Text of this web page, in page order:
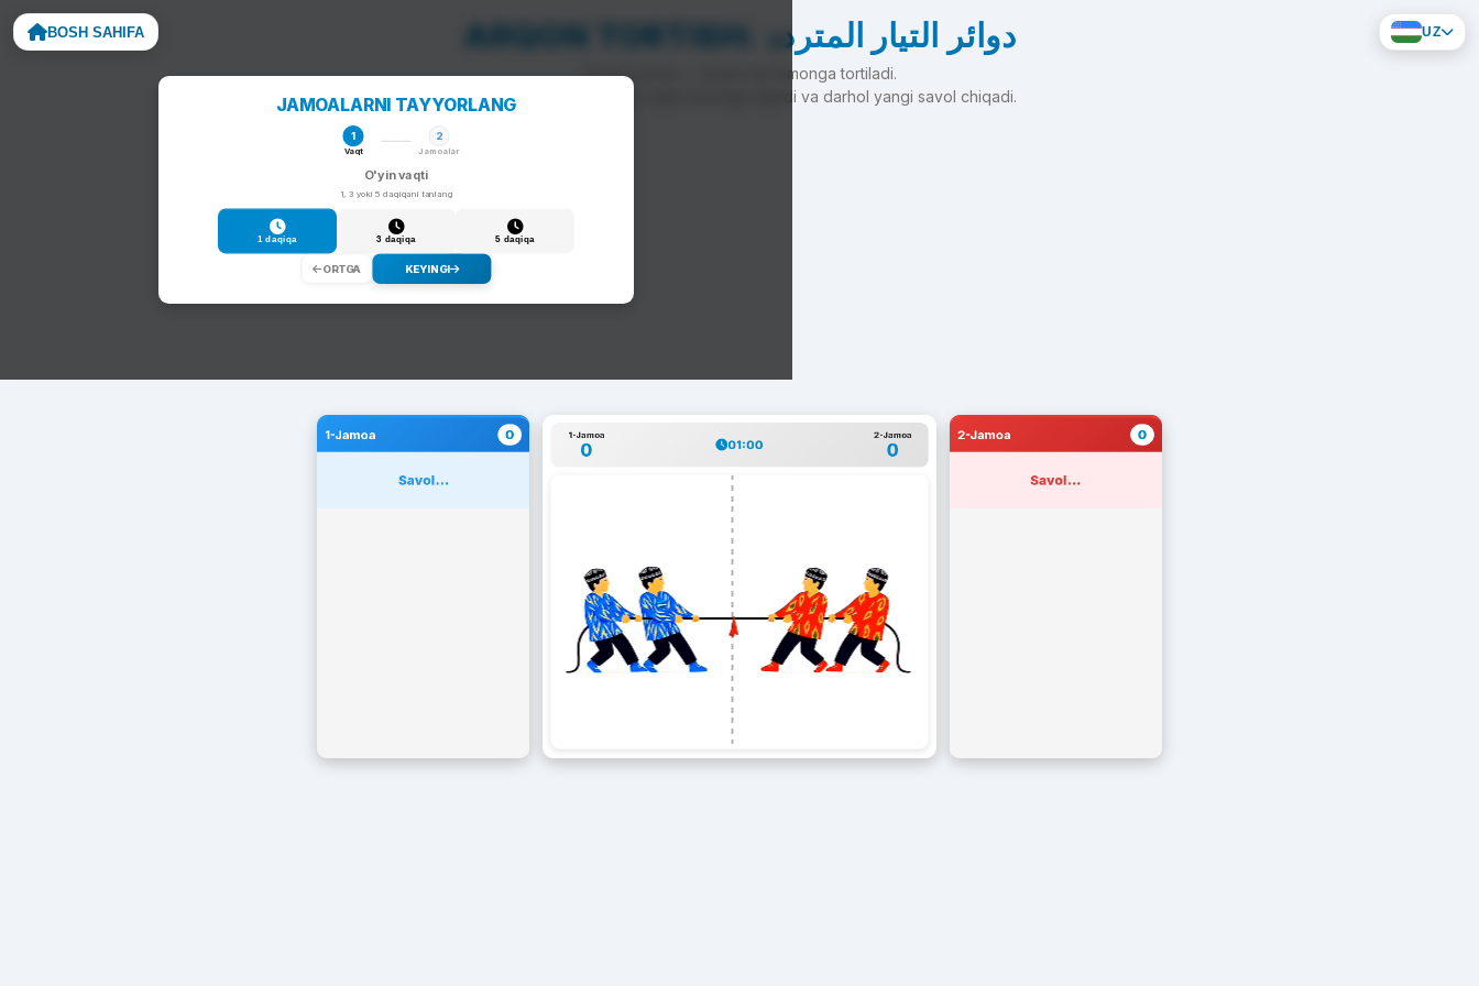
BOSH SAHIFA UZ ARQON TORTISH: دوائر التيار المتردد
To'g'ri javob — arqon siz tomonga tortiladi.
Noto'g'ri javob — arqon raqib tomonga siljiydi va darhol yangi savol chiqadi.
JAMOALARNI TAYYORLANG
1
Vaqt
2
Jamoalar
O'yin vaqti
1, 3 yoki 5 daqiqani tanlang
1 daqiqa 3 daqiqa 5 daqiqa
ORTGA KEYINGI
1-Jamoa 0
Savol...
1-Jamoa
0 01:00
2-Jamoa
0
2-Jamoa 0
Savol...